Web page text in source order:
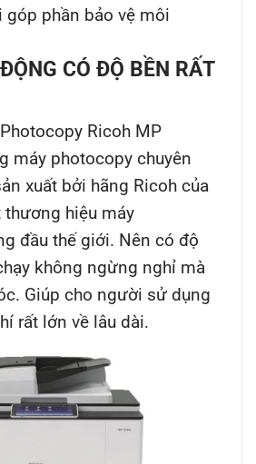
góp phần bảo vệ môi
CÓ ĐỘ BỀN RẤT
Ricoh MP
máy photocopy chuyên
xuất bởi hãng Ricoh của
thương hiệu máy
đầu thế giới. Nên có độ
không ngừng nghỉ mà
Giúp cho người sử dụng
rất lớn về lâu dài.